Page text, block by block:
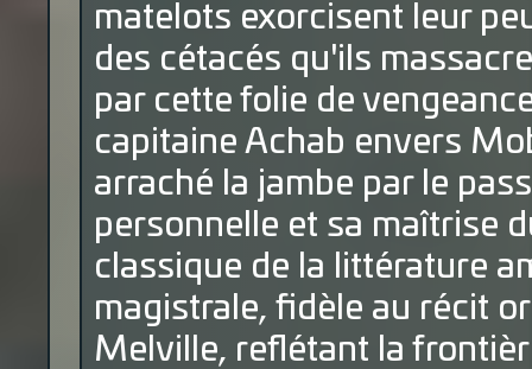
matelots exorcisent leur
des cétacés qu'ils
par cette folie de
capitaine Achab envers
arraché la jambe par le
personnelle et sa maîtrise
classique de la littérature
magistrale, fidèle au récit
Melville, reflétant la